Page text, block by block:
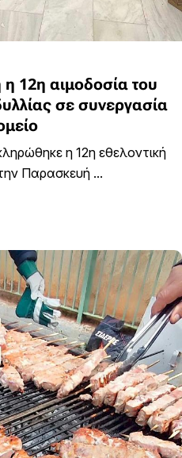
η 12η αιμοδοσία του
σε συνεργασία
η 12η εθελοντική
Παρασκευή ...